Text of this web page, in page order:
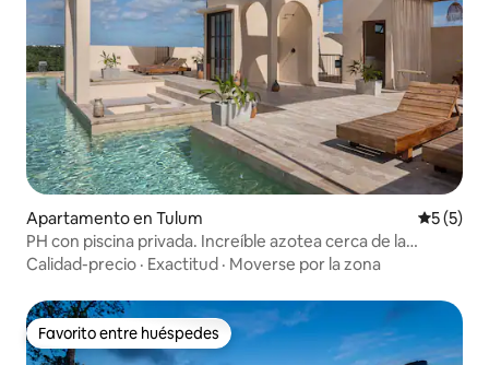
Apartamento en Tulum
5 (5)
PH con piscina privada. Increíble azotea cerca de la
playa/ciudad
Calidad-precio · Exactitud · Moverse por la zona
Favorito entre huéspedes
Favorito entre huéspedes